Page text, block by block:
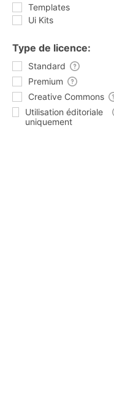
Templates
Ui Kits
Type de licence:
Standard
Premium
Creative Commons
Utilisation éditoriale
uniquement